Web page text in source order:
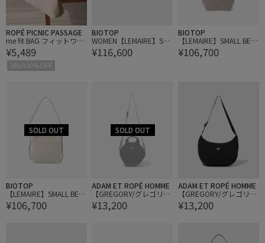
ROPÉ PICNIC PASSAGE
me fit BAG フィットワイ
ド ショルダーバッグ/2W
AY
¥5,489
2BUY10%OFF
BIOTOP
WOMEN【LEMAIRE】SO
URIS CLASSIC DERBIES 5
¥116,600
BIOTOP
【LEMAIRE】SMALL BELT
ED TOTE
¥106,700
BIOTOP
【LEMAIRE】SMALL BELT
ED TOTE
¥106,700
ADAM ET ROPÉ HOMME
【GREGORY/グレゴリ
ー】SUSZY ROUND CRO
SS BODY
¥13,200
ADAM ET ROPÉ HOMME
【GREGORY/グレゴリ
ー】HALFMOON SHOULD
¥13,200